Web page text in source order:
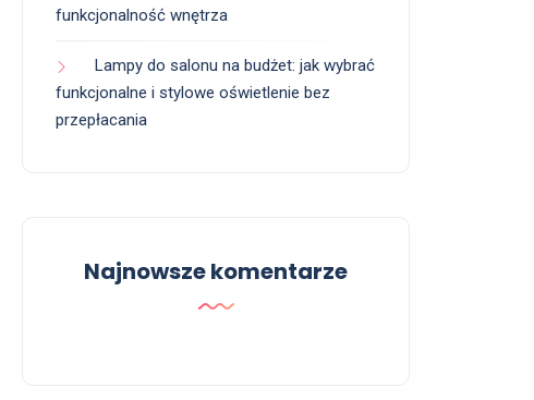
funkcjonalność wnętrza
Lampy do salonu na budżet: jak wybrać
funkcjonalne i stylowe oświetlenie bez
przepłacania
Najnowsze komentarze